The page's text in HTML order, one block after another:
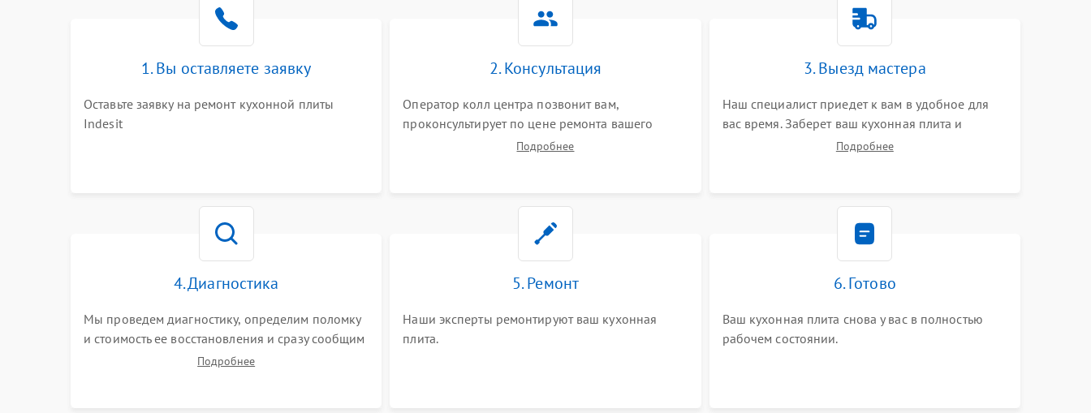
1. Вы оставляете заявку
Оставьте заявку на ремонт кухонной плиты
Indesit
2. Консультация
Оператор колл центра позвонит вам,
проконсультирует по цене ремонта вашего
кухонной плиты а также ответит на все ваши
Подробнее
3. Выезд мастера
Наш специалист приедет к вам в удобное для
вас время. Заберет ваш кухонная плита и
привезет на склад для диагностики.
Подробнее
4. Диагностика
Мы проведем диагностику, определим поломку
и стоимость ее восстановления и сразу сообщим
вам о сроках ее устранения
Подробнее
5. Ремонт
Наши эксперты ремонтируют ваш кухонная
плита.
6. Готово
Ваш кухонная плита снова у вас в полностью
рабочем состоянии.